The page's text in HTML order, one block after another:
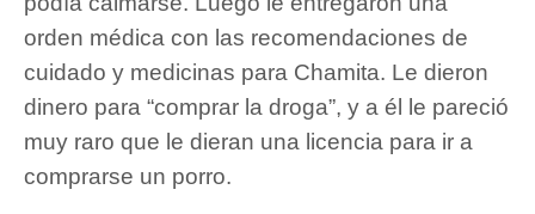
orden médica con las recomendaciones de
cuidado y medicinas para Chamita. Le dieron
dinero para “comprar la droga”, y a él le pareció
muy raro que le dieran una licencia para ir a
comprarse un porro.